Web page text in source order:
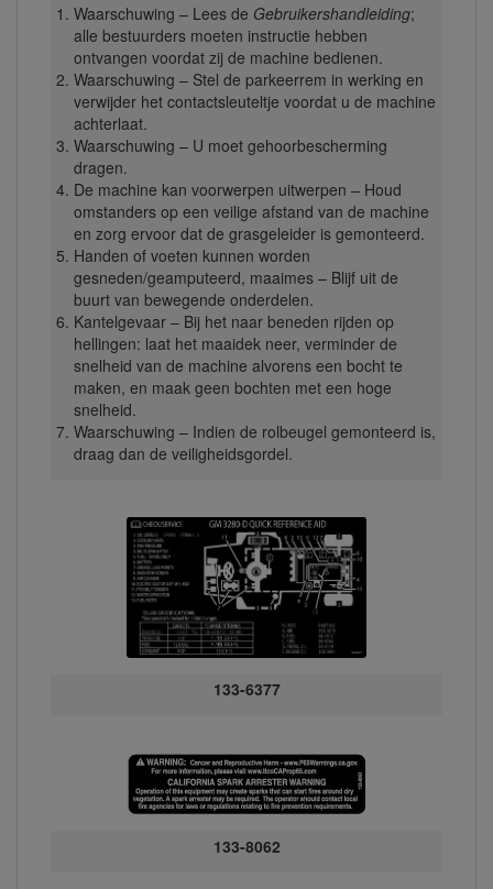
Waarschuwing – Lees de Gebruikershandleiding;
alle bestuurders moeten instructie hebben
ontvangen voordat zij de machine bedienen.
Waarschuwing – Stel de parkeerrem in werking en
verwijder het contactsleuteltje voordat u de machine
achterlaat.
Waarschuwing – U moet gehoorbescherming
dragen.
De machine kan voorwerpen uitwerpen – Houd
omstanders op een veilige afstand van de machine
en zorg ervoor dat de grasgeleider is gemonteerd.
Handen of voeten kunnen worden
gesneden/geamputeerd, maaimes – Blijf uit de
buurt van bewegende onderdelen.
Kantelgevaar – Bij het naar beneden rijden op
hellingen: laat het maaidek neer, verminder de
snelheid van de machine alvorens een bocht te
maken, en maak geen bochten met een hoge
snelheid.
Waarschuwing – Indien de rolbeugel gemonteerd is,
draag dan de veiligheidsgordel.
133-6377
133-8062